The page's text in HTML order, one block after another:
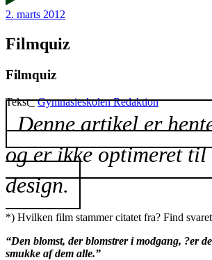
2. marts 2012
Filmquiz
Filmquiz
Tekst_Gymnasieskolen Redaktion
Denne artikel er
og er ikke optimeret til
design.
*) Hvilken film stammer citatet fra? Find
“Den blomst, der blomstrer i modgang, ?er
smukke af dem alle.”